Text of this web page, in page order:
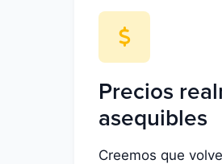
Precios
asequibles
Creemos que